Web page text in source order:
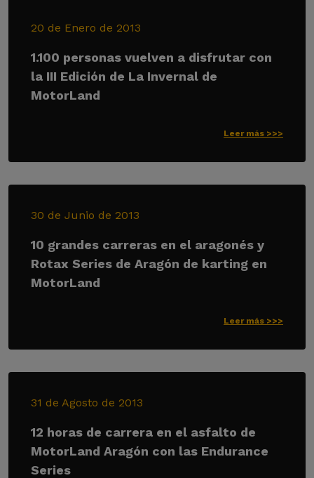
20 de Enero de 2013
1.100 personas vuelven a disfrutar con
la III Edición de La Invernal de
MotorLand
Leer más >>>
30 de Junio de 2013
10 grandes carreras en el aragonés y
Rotax Series de Aragón de karting en
MotorLand
Leer más >>>
31 de Agosto de 2013
12 horas de carrera en el asfalto de
MotorLand Aragón con las Endurance
Series